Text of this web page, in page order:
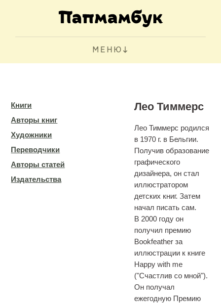
МЕНЮ
Книги
Авторы книг
Художники
Переводчики
Авторы статей
Издательства
Лео Тиммерс
Лео Тиммерс родился
в 1970 г. в Бельгии.
Получив образование
графического
дизайнера, он стал
иллюстратором
детских книг. Затем
начал писать сам.
В 2000 году он
получил премию
Bookfeather за
иллюстрации к книге
Happy with me
("Счастлив со мной").
Он получал
ежегодную Премию